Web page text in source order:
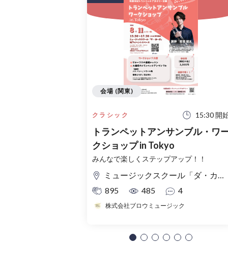
クラシック 15:30 開
トランペットアンサンブル・ワ
クショップ in Tokyo
みんなで楽しくステップアップ！！
ミュージックスクール「ダ・カーポ」地下イベントスペース
895
485 4
株式会社ブロウミュージック
会場 (関東)